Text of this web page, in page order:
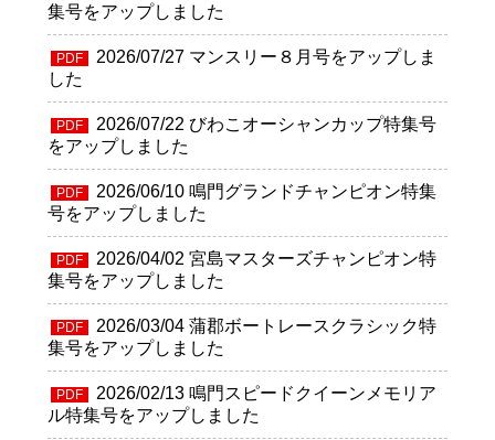
集号をアップしました
PDF 2026/07/27マンスリー８月号をアップしま
した
PDF 2026/07/22 びわこオーシャンカップ特集号
をアップしました
PDF 2026/06/10鳴門グランドチャンピオン特集
号をアップしました
PDF 2026/04/02 宮島マスターズチャンピオン特
集号をアップしました
PDF 2026/03/04蒲郡ボートレースクラシック特
集号をアップしました
PDF 2026/02/13鳴門スピードクイーンメモリア
ル特集号をアップしました